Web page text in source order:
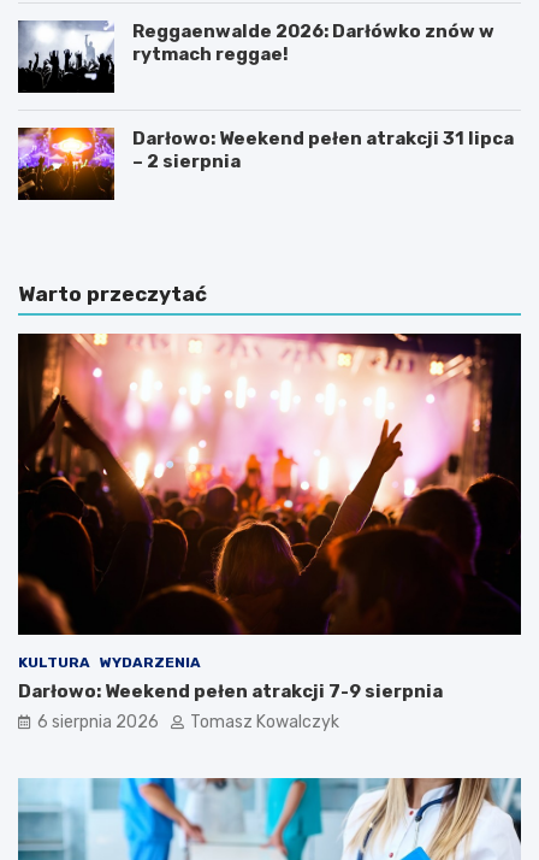
Reggaenwalde 2026: Darłówko znów w
rytmach reggae!
Darłowo: Weekend pełen atrakcji 31 lipca
– 2 sierpnia
Warto przeczytać
KULTURA WYDARZENIA
Darłowo: Weekend pełen atrakcji 7-9 sierpnia
6 sierpnia 2026 Tomasz Kowalczyk